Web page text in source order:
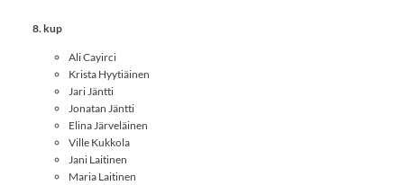
8. kup
Ali Cayirci
Krista Hyytiäinen
Jari Jäntti
Jonatan Jäntti
Elina Järveläinen
Ville Kukkola
Jani Laitinen
Maria Laitinen